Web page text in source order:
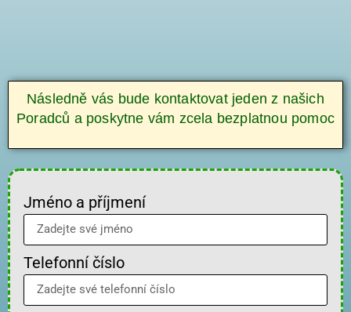
Následně vás bude kontaktovat jeden z našich
Poradců a poskytne vám zcela bezplatnou pomoc
Jméno a příjmení
Telefonní číslo